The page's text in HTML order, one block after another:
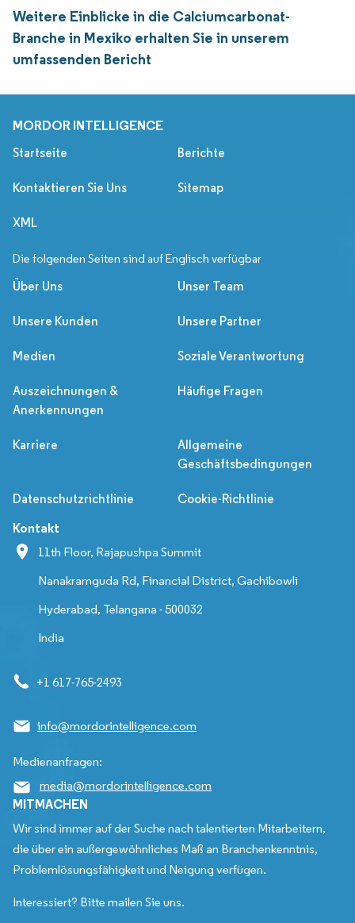
Weitere Einblicke in die Calciumcarbonat-
Branche in Mexiko erhalten Sie in unserem
umfassenden Bericht
MORDOR INTELLIGENCE
Startseite Berichte
Kontaktieren Sie Uns Sitemap
XML
Die folgenden Seiten sind auf Englisch verfügbar
Über Uns Unser Team
Unsere Kunden Unsere Partner
Medien Soziale Verantwortung
Auszeichnungen &
Anerkennungen
Häufige Fragen
Karriere
Allgemeine
Geschäftsbedingungen
Datenschutzrichtlinie Cookie-Richtlinie
Kontakt
11th Floor, Rajapushpa Summit
Nanakramguda Rd, Financial District, Gachibowli
Hyderabad, Telangana - 500032
India
+1 617-765-2493
info@mordorintelligence.com
Medienanfragen:
media@mordorintelligence.com
MITMACHEN
Wir sind immer auf der Suche nach talentierten Mitarbeitern,
die über ein außergewöhnliches Maß an Branchenkenntnis,
Problemlösungsfähigkeit und Neigung verfügen.
Interessiert? Bitte mailen Sie uns.